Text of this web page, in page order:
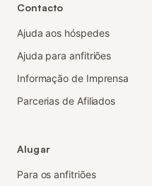
Contacto
Ajuda aos hóspedes
Ajuda para anfitriões
Informação de Imprensa
Parcerias de Afiliados
Alugar
Para os anfitriões